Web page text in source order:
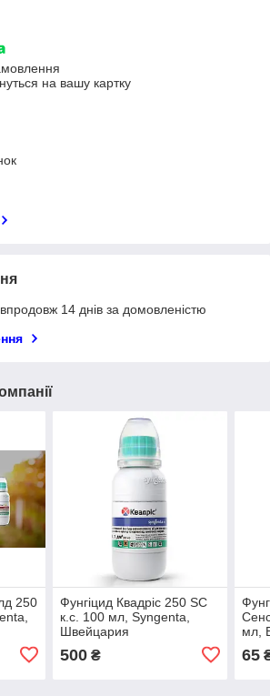
на вашу картку
14 днів за домовленістю
250
Фунгіцид Квадріс 250 SC
к.с. 100 мл, Syngenta,
Швейцария
500₴
мл,
65